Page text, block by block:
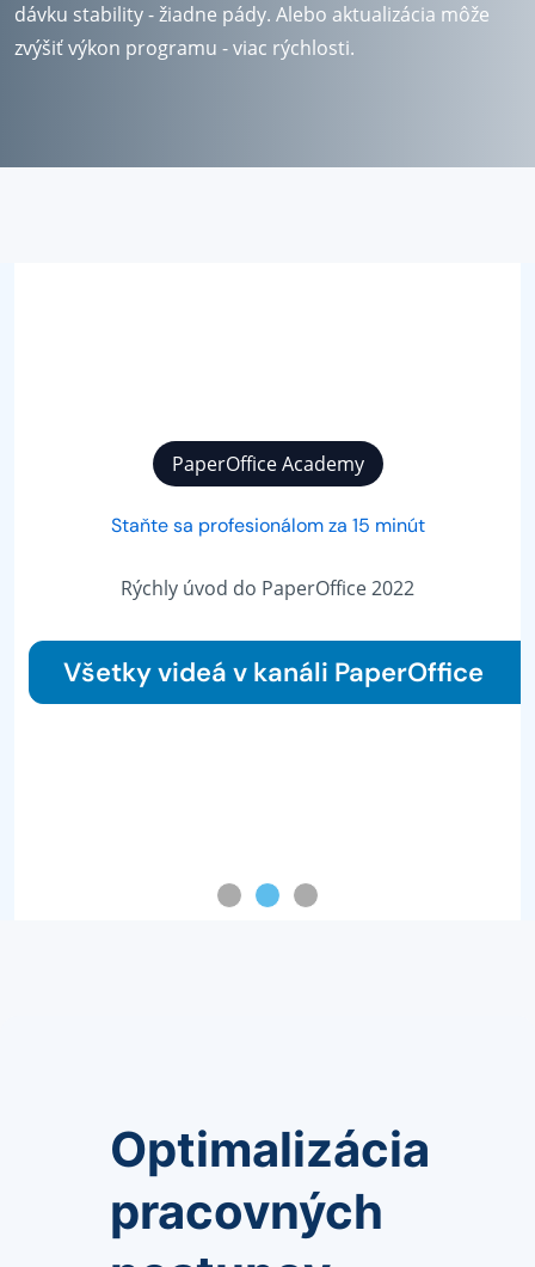
dávku stability - žiadne pády. Alebo aktualizácia môže
zvýšiť výkon programu - viac rýchlosti.
PaperOffice Academy
Staňte sa profesionálom za 15 minút
Rýchly úvod do PaperOffice 2022
Všetky videá v kanáli PaperOffice
Optimalizácia
pracovných